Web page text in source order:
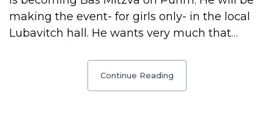
making the event- for girls only- in the local
Lubavitch hall. He wants very much that…
Continue Reading